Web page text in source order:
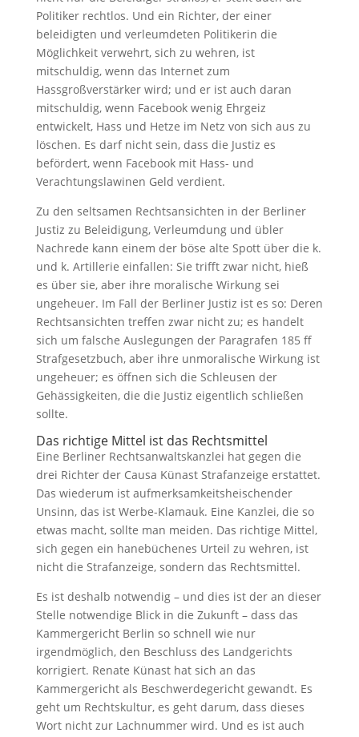
Politiker rechtlos. Und ein Richter, der einer
beleidigten und verleumdeten Politikerin die
Möglichkeit verwehrt, sich zu wehren, ist
mitschuldig, wenn das Internet zum
Hassgroßverstärker wird; und er ist auch daran
mitschuldig, wenn Facebook wenig Ehrgeiz
entwickelt, Hass und Hetze im Netz von sich aus zu
löschen. Es darf nicht sein, dass die Justiz es
befördert, wenn Facebook mit Hass- und
Verachtungslawinen Geld verdient.
Zu den seltsamen Rechtsansichten in der Berliner
Justiz zu Beleidigung, Verleumdung und übler
Nachrede kann einem der böse alte Spott über die k.
und k. Artillerie einfallen: Sie trifft zwar nicht, hieß
es über sie, aber ihre moralische Wirkung sei
ungeheuer. Im Fall der Berliner Justiz ist es so: Deren
Rechtsansichten treffen zwar nicht zu; es handelt
sich um falsche Auslegungen der Paragrafen 185 ff
Strafgesetzbuch, aber ihre unmoralische Wirkung ist
ungeheuer; es öffnen sich die Schleusen der
Gehässigkeiten, die die Justiz eigentlich schließen
sollte.
Das richtige Mittel ist das Rechtsmittel
Eine Berliner Rechtsanwaltskanzlei hat gegen die
drei Richter der Causa Künast Strafanzeige erstattet.
Das wiederum ist aufmerksamkeitsheischender
Unsinn, das ist Werbe-Klamauk. Eine Kanzlei, die so
etwas macht, sollte man meiden. Das richtige Mittel,
sich gegen ein hanebüchenes Urteil zu wehren, ist
nicht die Strafanzeige, sondern das Rechtsmittel.
Es ist deshalb notwendig – und dies ist der an dieser
Stelle notwendige Blick in die Zukunft – dass das
Kammergericht Berlin so schnell wie nur
irgendmöglich, den Beschluss des Landgerichts
korrigiert. Renate Künast hat sich an das
Kammergericht als Beschwerdegericht gewandt. Es
geht um Rechtskultur, es geht darum, dass dieses
Wort nicht zur Lachnummer wird. Und es ist auch